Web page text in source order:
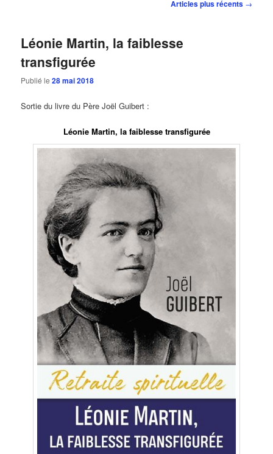
Articles plus récents →
Léonie Martin, la faiblesse
transfigurée
Publié le28 mai 2018
Sortie du livre du Père Joël Guibert :
Léonie Martin, la faiblesse transfigurée